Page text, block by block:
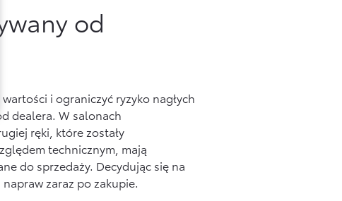
od
i ograniczyć ryzyko nagłych
dealera. W salonach
ręki, które zostały
technicznym, mają
do sprzedaży. Decydując się na
zaraz po zakupie.